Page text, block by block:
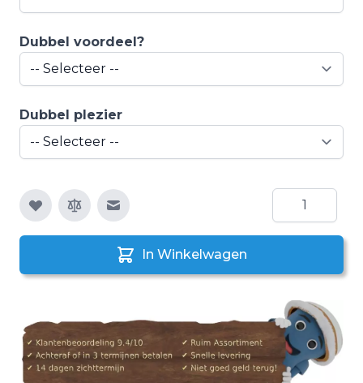
Dubbel voordeel?
Dubbel plezier
E-mail naar een vriend
Aantal
In Winkelwagen